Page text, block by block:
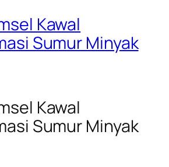
Kawal
Sumur Minyak
Kawal
Sumur Minyak